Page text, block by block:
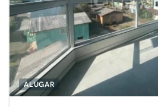
ALUGAR